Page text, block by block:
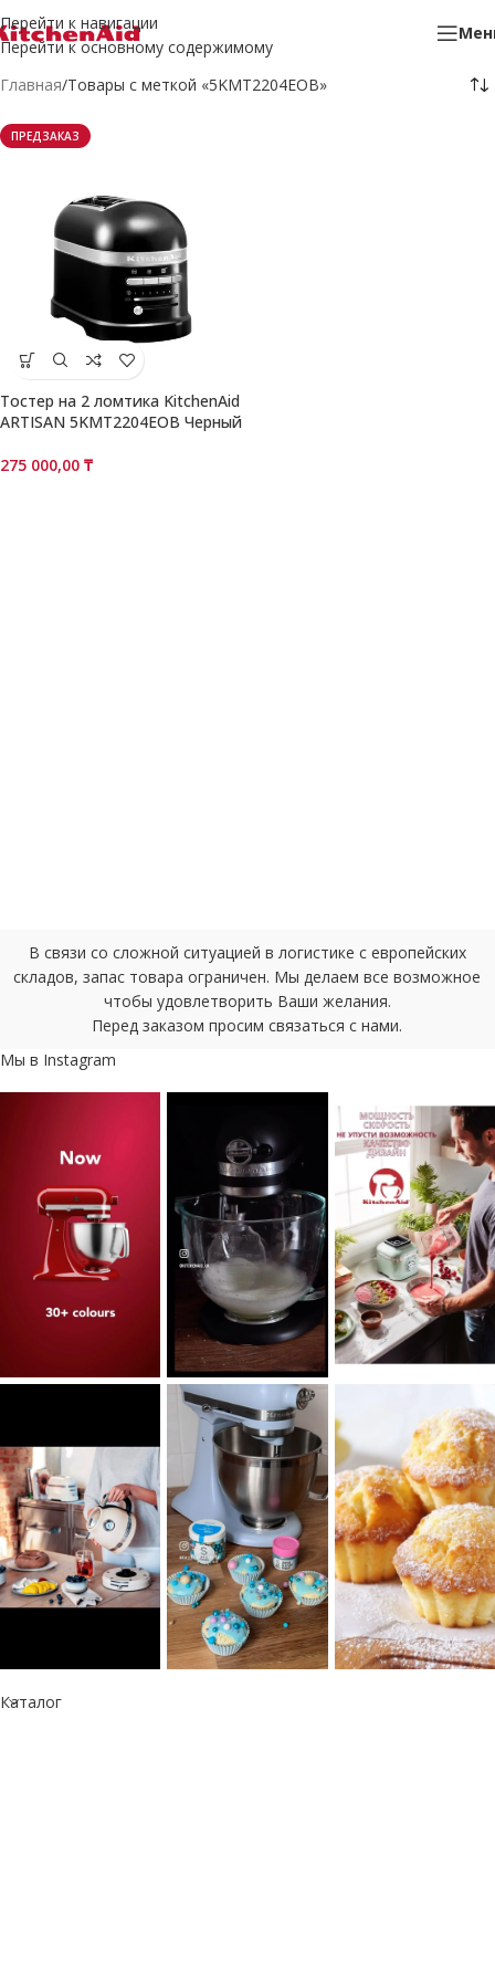
Перейти к навигации
Перейти к основному содержимому
Главная Товары с меткой «5KMT2204EOB»
ПРЕДЗАКАЗ
Тостер на 2 ломтика KitchenAid
ARTISAN 5KMT2204EOB Черный
275 000,00 ₸
В связи со сложной ситуацией в логистике с европейских
складов, запас товара ограничен. Мы делаем все возможное
чтобы удовлетворить Ваши желания.
Перед заказом просим связаться с нами.
Мы в Instagram
Каталог